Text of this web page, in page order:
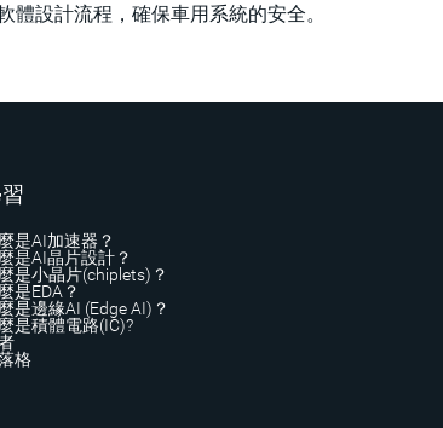
設計流程，確保車用系統的安全。
是AI加速器？
是AI晶片設計？
是小晶片(chiplets)？
是EDA？
是邊緣AI (Edge AI)？
是積體電路(IC)?
格